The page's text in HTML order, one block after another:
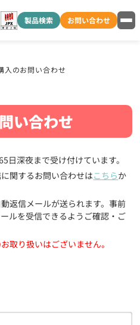
製品検索 お問い合わせ
入のお問い合わせ
い合わせ
日深夜まで受け付けています。
関するお問い合わせはこちらか
返信メールが送られます。事前
ルを受信できるようご確認・ご
取り扱いはございません。